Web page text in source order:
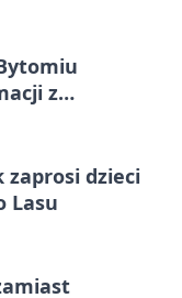
z
dzieci
Lasu